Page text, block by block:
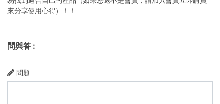
來分享使用心得）！！
問與答 :
問題